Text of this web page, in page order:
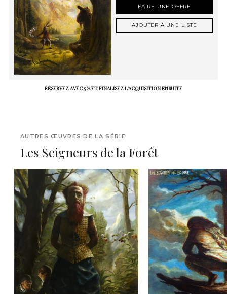
FAIRE UNE OFFRE
AJOUTER À UNE LISTE
RÉSERVEZ AVEC 5 % ET FINALISEZ L'ACQUISITION ENSUITE
AUTRES ŒUVRES DE LA SÉRIE
Les Seigneurs de la Forêt